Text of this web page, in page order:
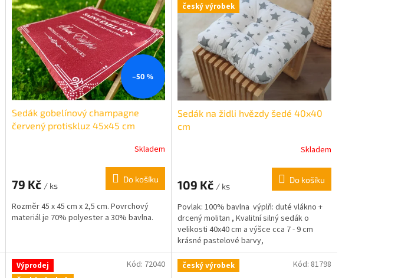
–50 %
Sedák gobelínový champagne
červený protiskluz 45x45 cm
Skladem
79 Kč / ks
Do košíku
Rozměr 45 x 45 cm x 2,5 cm. Povrchový
materiál je 70% polyester a 30% bavlna.
český výrobek
Sedák na židli hvězdy šedé 40x40
cm
Skladem
109 Kč / ks
Do košíku
Povlak: 100% bavlna výplň: duté vlákno +
drcený molitan , Kvalitní silný sedák o
velikosti 40x40 cm a výšce cca 7 - 9 cm
krásné pastelové barvy,
Výprodej
Kód: 72040 český výrobek Kód: 81798